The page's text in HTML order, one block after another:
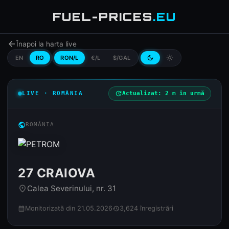
FUEL-PRICES.EU
arrow_backÎnapoi la harta live
EN RO RON/L €/L $/GAL dark_mode light_mode
LIVE · ROMÂNIA updateActualizat: 2 m în urmă
publicROMÂNIA
27 CRAIOVA
place Calea Severinului, nr. 31
calendar_month Monitorizată din 21.05.2026history3,624 înregistrări